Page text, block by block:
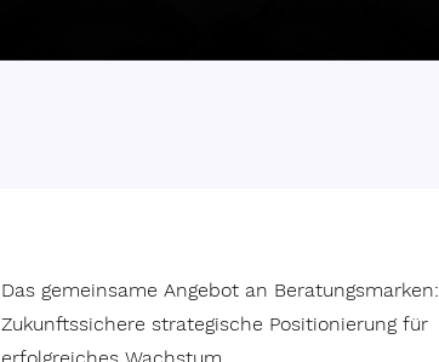
Das gemeinsame Angebot an Beratungsmarken:
Zukunftssichere strategische Positionierung für